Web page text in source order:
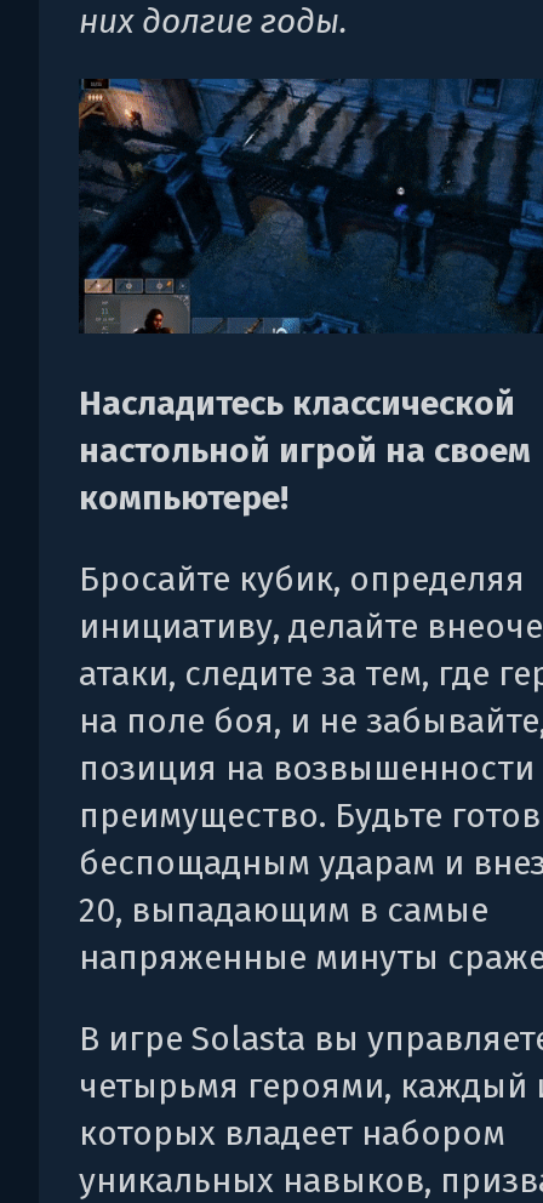
них долгие годы.
Насладитесь классической
настольной игрой на своем
компьютере!
Бросайте кубик, определяя
инициативу, делайте
атаки, следите за тем, где
на поле боя, и не
позиция на возвышенности
преимущество. Будьте
беспощадным ударам и
20, выпадающим в самые
напряженные минуты
В игре Solasta вы
четырьмя героями, каждый
которых владеет набором
уникальных навыков,